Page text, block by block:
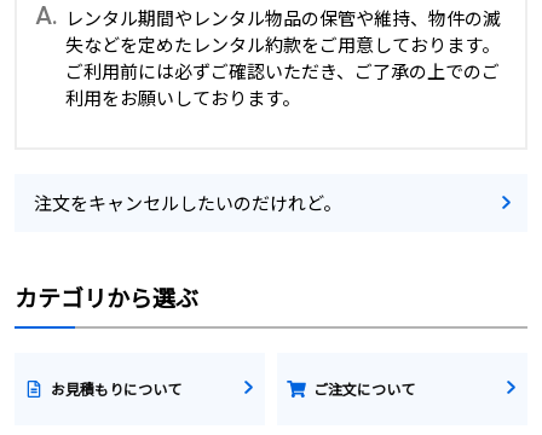
A. レンタル期間やレンタル物品の保管や維持、物件の滅
失などを定めたレンタル約款をご用意しております。
ご利用前には必ずご確認いただき、ご了承の上でのご
利用をお願いしております。
注文をキャンセルしたいのだけれど。
カテゴリから選ぶ
お見積もりについて ご注文について